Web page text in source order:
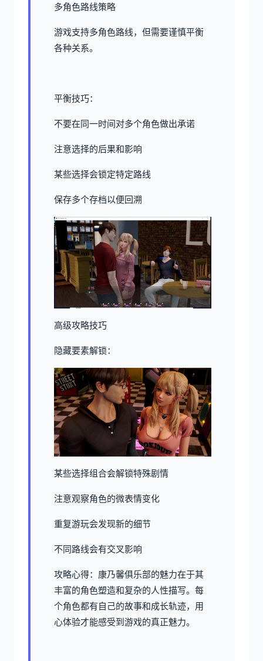
多角色路线策略
游戏支持多角色路线，但需要谨慎平衡
各种关系。
平衡技巧：
不要在同一时间对多个角色做出承诺
注意选择的后果和影响
某些选择会锁定特定路线
保存多个存档以便回溯
高级攻略技巧
隐藏要素解锁：
某些选择组合会解锁特殊剧情
注意观察角色的微表情变化
重复游玩会发现新的细节
不同路线会有交叉影响
攻略心得：康乃馨俱乐部的魅力在于其
丰富的角色塑造和复杂的人性描写。每
个角色都有自己的故事和成长轨迹，用
心体验才能感受到游戏的真正魅力。